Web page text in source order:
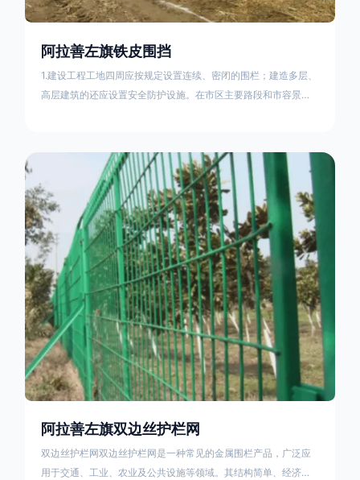
阿拉善左旗铁皮围挡
1.建设工程工地四周应按规定设置连续、密闭的围栏；建造多层、
高层建筑的还应设置安全防护设施。在市区主要路段和市容景观
料应保证围栏稳固、整洁、美观。市政工程项目工地，可按工程
进度分段设置围栏或按规定使用统一的连续性护栏设施。施工单
位不得在工地围栏外堆放建筑材料、垃圾和工程渣土。在
阿拉善左旗双边丝护栏网
双边丝护栏网双边丝护栏网是一种常见的金属围栏产品，广泛应
用于交通、工业、农业及公共设施等领域。其结构简单、经济实